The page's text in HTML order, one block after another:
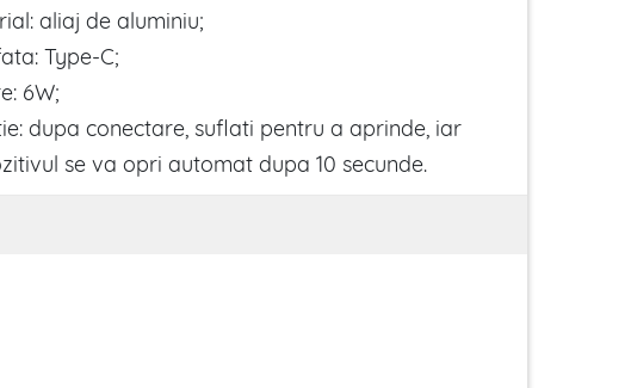
aliaj de aluminiu;
Type-C;
6W;
dupa conectare, suflati pentru a aprinde, iar
se va opri automat dupa 10 secunde.